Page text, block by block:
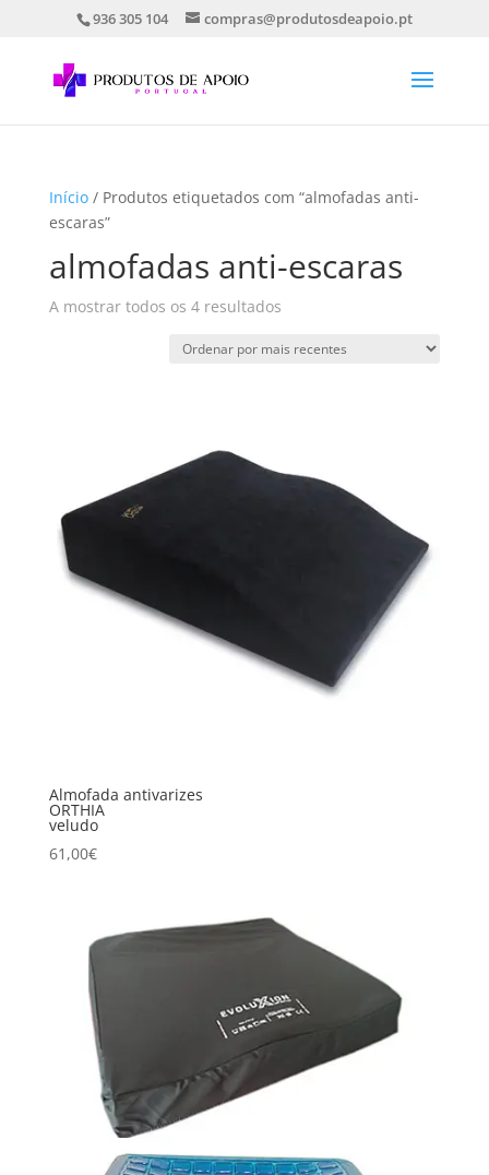
936 305 104 compras@produtosdeapoio.pt
Início/ Produtos etiquetados com “almofadas anti-
escaras”
almofadas anti-escaras
A mostrar todos os 4 resultadosOrdenado
mais
Almofada antivarizes
ORTHIA
veludo
61,00€